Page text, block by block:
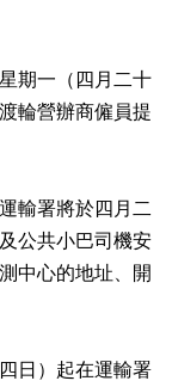
期一（四月二十
輪營辦商僱員提
輸署將於四月二
公共小巴司機安
中心的地址、開
日）起在運輸署